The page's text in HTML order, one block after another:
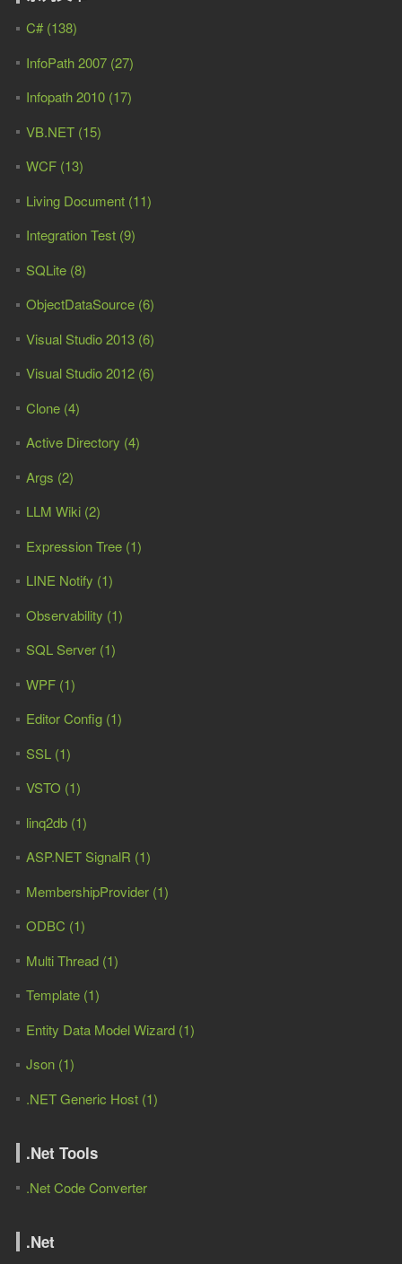
C# (138)
InfoPath 2007 (27)
Infopath 2010 (17)
VB.NET (15)
WCF (13)
Living Document (11)
Integration Test (9)
SQLite (8)
ObjectDataSource (6)
Visual Studio 2013 (6)
Visual Studio 2012 (6)
Clone (4)
Active Directory (4)
Args (2)
LLM Wiki (2)
Expression Tree (1)
LINE Notify (1)
Observability (1)
SQL Server (1)
WPF (1)
Editor Config (1)
SSL (1)
VSTO (1)
linq2db (1)
ASP.NET SignalR (1)
MembershipProvider (1)
ODBC (1)
Multi Thread (1)
Template (1)
Entity Data Model Wizard (1)
Json (1)
.NET Generic Host (1)
.Net Tools
.Net Code Converter
.Net